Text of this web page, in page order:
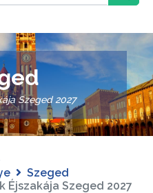
Szeged 2027
Szeged
Éjszakája Szeged 2027